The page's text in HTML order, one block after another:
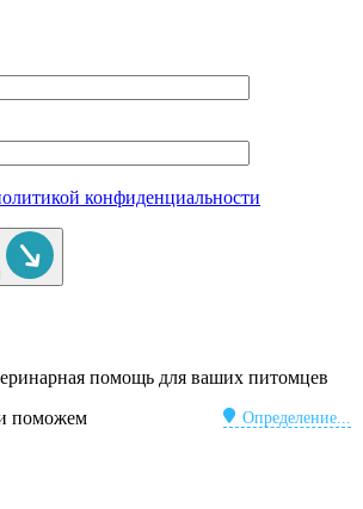
конфиденциальности
помощь для ваших питомцев
Определение...
поможем